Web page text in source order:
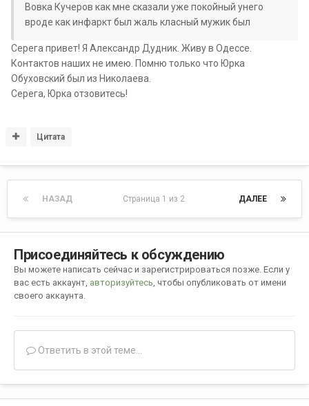
Вовка Кучеров как мне сказали уже покойный унего
вроде как инфаркт был жаль класный мужик был
Серега привет! Я Александр Дудник. Живу в Одессе.
Контактов наших не имею. Помню только что Юрка
Обуховский был из Николаева.
Серега, Юрка отзовитесь!
Цитата
НАЗАД ДАЛЕЕ
Страница 1 из 2
Присоединяйтесь к обсуждению
Вы можете написать сейчас и зарегистрироваться позже. Если у
вас есть аккаунт, авторизуйтесь, чтобы опубликовать от имени
своего аккаунта.
Ответить в этой теме...